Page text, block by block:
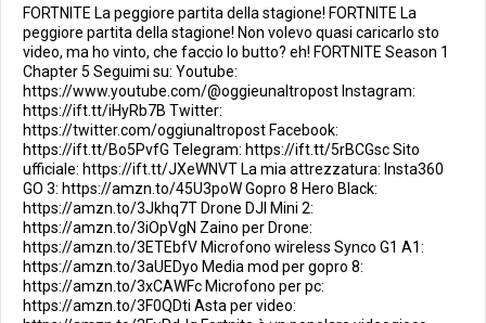
FORTNITE La peggiore partita della stagione! FORTNITE La
peggiore partita della stagione! Non volevo quasi caricarlo sto
video, ma ho vinto, che faccio lo butto? eh! FORTNITE Season 1
Chapter 5 Seguimi su: Youtube:
https://www.youtube.com/@oggieunaltropost Instagram:
https://ift.tt/iHyRb7B Twitter:
https://twitter.com/oggiunaltropost Facebook:
https://ift.tt/Bo5PvfG Telegram: https://ift.tt/5rBCGsc Sito
ufficiale: https://ift.tt/JXeWNVT La mia attrezzatura: Insta360
GO 3: https://amzn.to/45U3poW Gopro 8 Hero Black:
https://amzn.to/3Jkhq7T Drone DJI Mini 2:
https://amzn.to/3iOpVgN Zaino per Drone:
https://amzn.to/3ETEbfV Microfono wireless Synco G1 A1:
https://amzn.to/3aUEDyo Media mod per gopro 8:
https://amzn.to/3xCAWFc Microfono per pc:
https://amzn.to/3F0QDti Asta per video: